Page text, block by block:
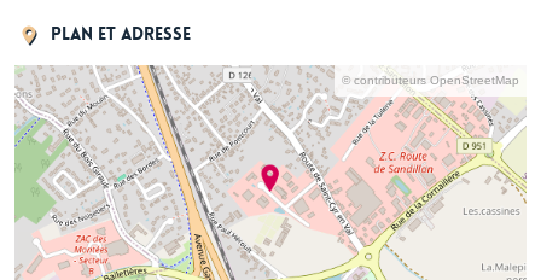
Plan et adresse
© contributeurs OpenStreetMap